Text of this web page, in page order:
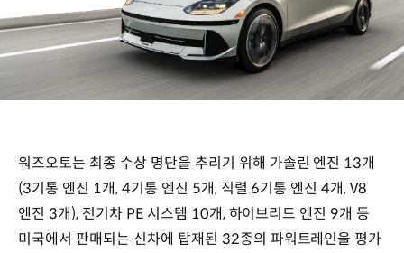
워즈오토는 최종 수상 명단을 추리기 위해 가솔린 엔진 13개
(3기통 엔진 1개, 4기통 엔진 5개, 직렬 6기통 엔진 4개, V8
엔진 3개), 전기차 PE 시스템 10개, 하이브리드 엔진 9개 등
미국에서 판매되는 신차에 탑재된 32종의 파워트레인을 평가